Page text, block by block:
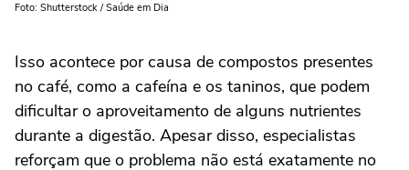
Foto: Shutterstock / Saúde em Dia
Isso acontece por causa de compostos presentes
no café, como a cafeína e os taninos, que podem
dificultar o aproveitamento de alguns nutrientes
durante a digestão. Apesar disso, especialistas
reforçam que o problema não está exatamente no